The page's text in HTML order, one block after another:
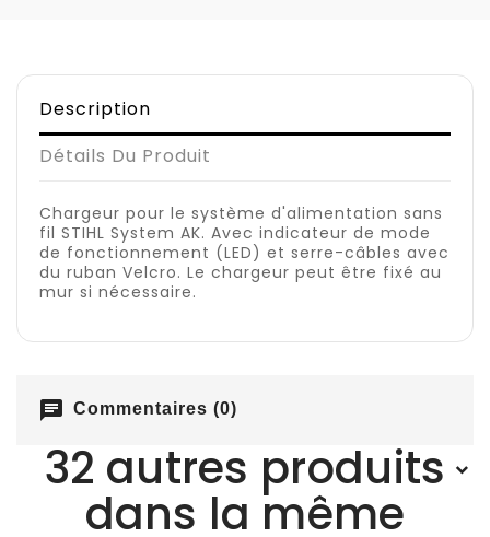
Description
Détails Du Produit
Chargeur pour le système d'alimentation sans
fil STIHL System AK. Avec indicateur de mode
de fonctionnement (LED) et serre-câbles avec
du ruban Velcro. Le chargeur peut être fixé au
mur si nécessaire.
chat Commentaires (0)
32 autres produits
dans la même